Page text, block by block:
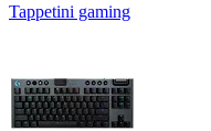
Tappetini gaming